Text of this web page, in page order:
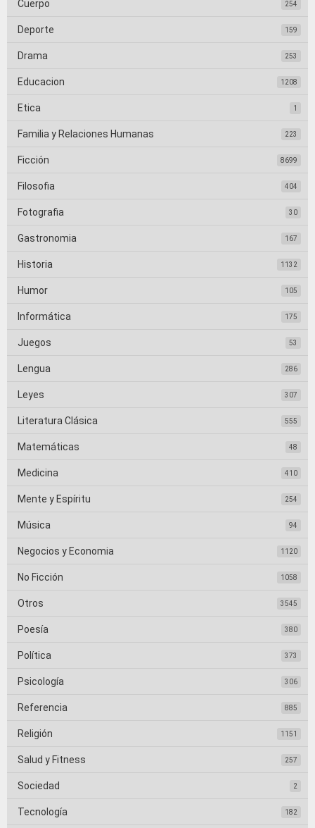
Cuerpo 254
Deporte 159
Drama 253
Educacion 1208
Etica 1
Familia y Relaciones Humanas 223
Ficción 8699
Filosofia 404
Fotografia 30
Gastronomia 167
Historia 1132
Humor 105
Informática 175
Juegos 53
Lengua 286
Leyes 307
Literatura Clásica 555
Matemáticas 48
Medicina 410
Mente y Espíritu 254
Música 94
Negocios y Economia 1120
No Ficción 1058
Otros 3545
Poesía 380
Política 373
Psicología 306
Referencia 885
Religión 1151
Salud y Fitness 257
Sociedad 2
Tecnología 182